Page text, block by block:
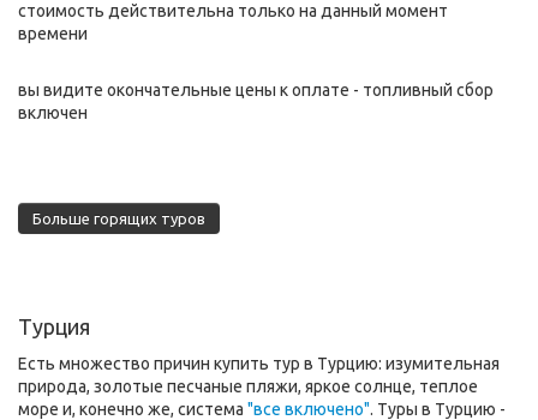
стоимость действительна только на данный момент
времени
вы видите окончательные цены к оплате - топливный сбор
включен
Больше горящих туров
Турция
Есть множество причин купить тур в Турцию: изумительная
природа, золотые песчаные пляжи, яркое солнце, теплое
море и, конечно же, система "все включено". Туры в Турцию -